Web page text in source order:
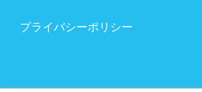
プライバシーポリシー